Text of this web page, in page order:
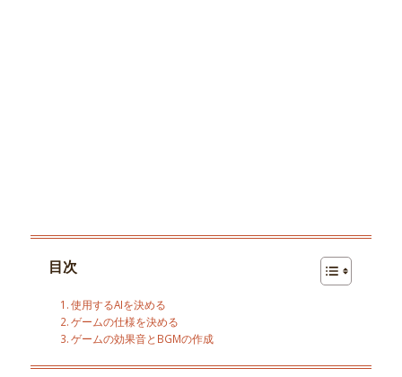
目次
使用するAIを決める
ゲームの仕様を決める
ゲームの効果音とBGMの作成